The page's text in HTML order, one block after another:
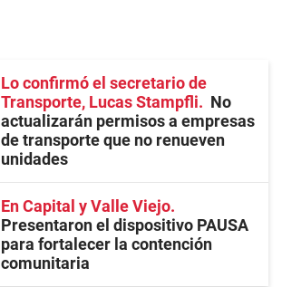
Lo confirmó el secretario de
Transporte, Lucas Stampfli
No
actualizarán permisos a empresas
de transporte que no renueven
unidades
En Capital y Valle Viejo
Presentaron el dispositivo PAUSA
para fortalecer la contención
comunitaria